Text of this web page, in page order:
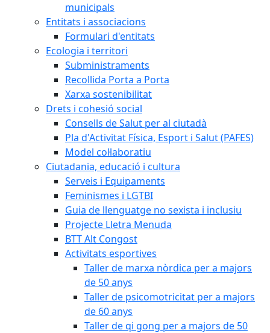
municipals
Entitats i associacions
Formulari d'entitats
Ecologia i territori
Subministraments
Recollida Porta a Porta
Xarxa sostenibilitat
Drets i cohesió social
Consells de Salut per al ciutadà
Pla d'Activitat Física, Esport i Salut (PAFES)
Model col·laboratiu
Ciutadania, educació i cultura
Serveis i Equipaments
Feminismes i LGTBI
Guia de llenguatge no sexista i inclusiu
Projecte Lletra Menuda
BTT Alt Congost
Activitats esportives
Taller de marxa nòrdica per a majors
de 50 anys
Taller de psicomotricitat per a majors
de 60 anys
Taller de qi gong per a majors de 50